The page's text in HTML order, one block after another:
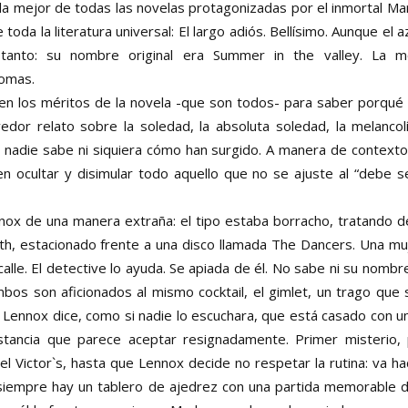
mejor de todas las novelas protagonizadas por el inmortal
la literatura universal: El largo adiós. Bellísimo. Aunque el
su nombre original era Summer in the valley. La
los méritos de la novela -que son todos- para saber
relato sobre la soledad, la absoluta soledad, la
sabe ni siquiera cómo han surgido. A manera de
ocultar y disimular todo aquello que no se ajuste al “debe
de una manera extraña: el tipo estaba borracho, tratando
estacionado frente a una disco llamada The Dancers. Una
El detective lo ayuda. Se apiada de él. No sabe ni su
son aficionados al mismo cocktail, el gimlet, un trago
dice, como si nadie lo escuchara, que está casado con
que parece aceptar resignadamente. Primer
Victor`s, hasta que Lennox decide no respetar la rutina: va
hay un tablero de ajedrez con una partida memorable